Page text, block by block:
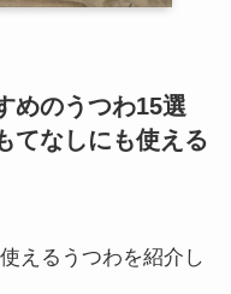
めのうつわ15選
てなしにも使える
えるうつわを紹介し